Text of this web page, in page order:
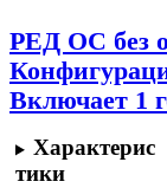
РЕД ОС без
Включает 1
Характерис
тики